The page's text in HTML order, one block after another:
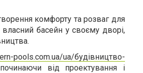
комфорту та розваг для
басейн у своєму дворі,
pools.com.ua/ua/будівництво-
від проектування і